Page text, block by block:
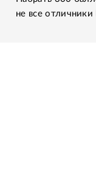
не все